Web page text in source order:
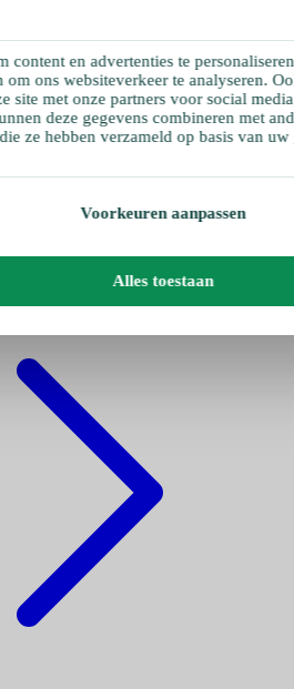
content en advertenties te
om ons websiteverkeer te analyseren.
site met onze partners voor social
deze gegevens combineren met
ze hebben verzameld op basis van
Voorkeuren aanpassen
Alles toestaan